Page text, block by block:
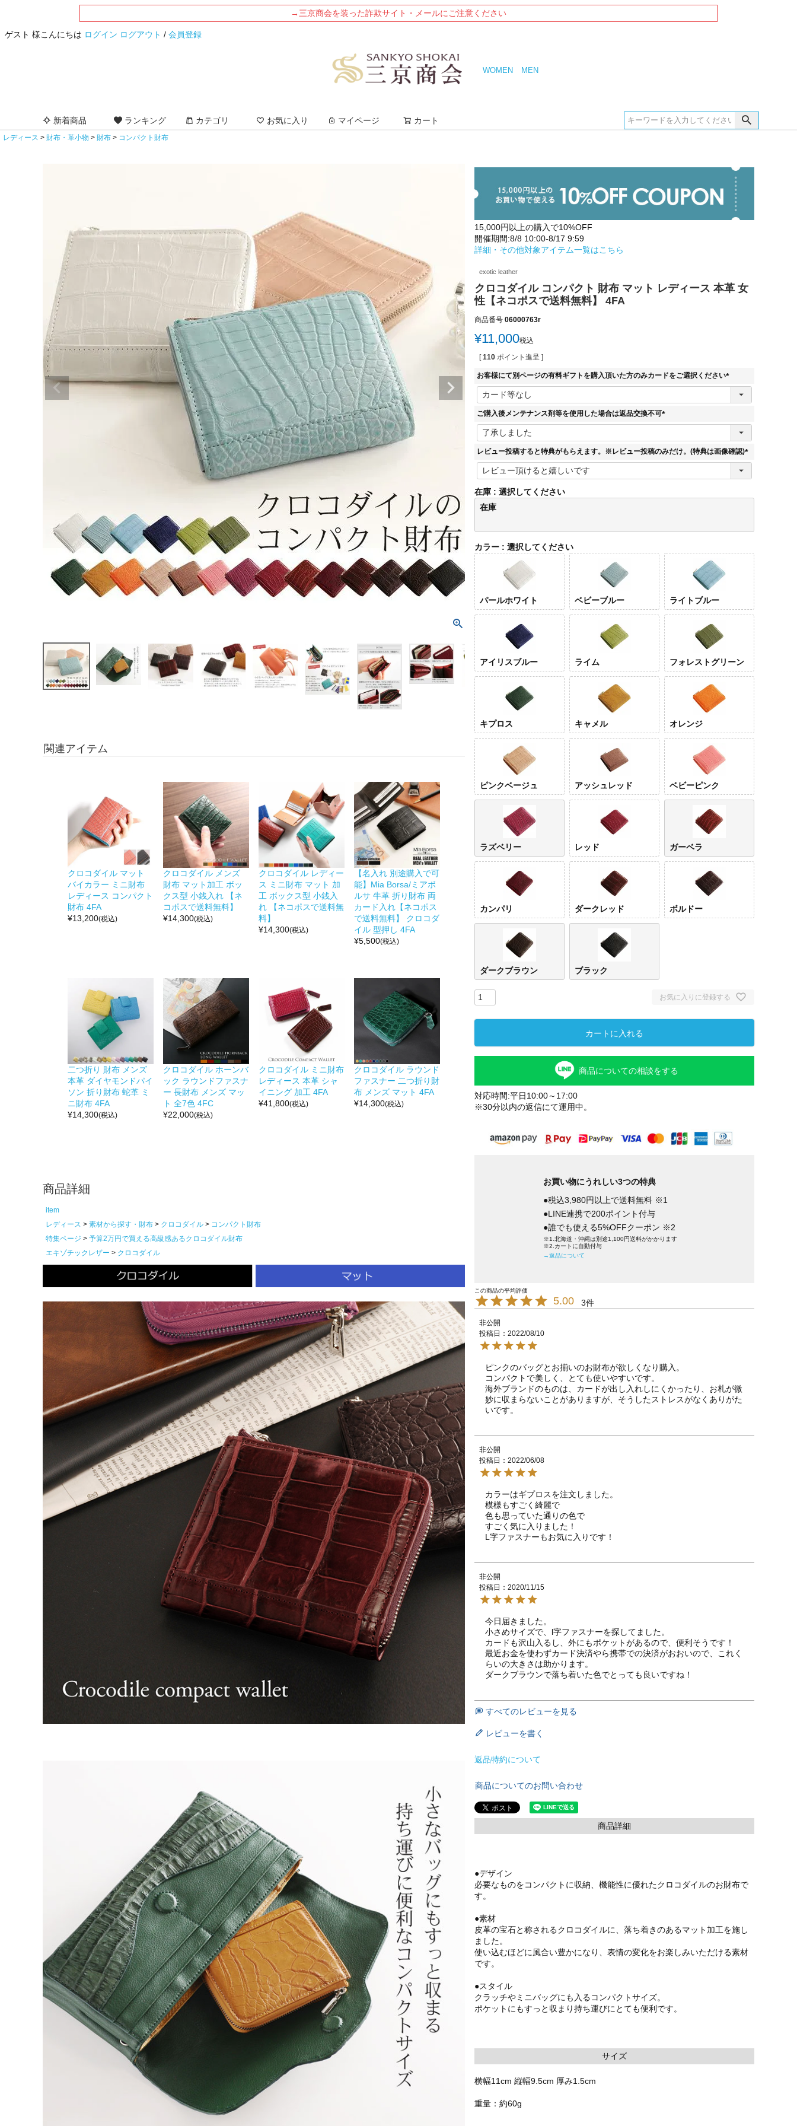
→三京商会を装った詐欺サイト・メールにご注意ください
ゲスト 様こんにちは ログイン ログアウト / 会員登録
WOMEN MEN
新着商品 ランキング カテゴリ お気に入り マイページ カート
レディース 財布・革小物 財布 コンパクト財布
パールホワ
ベビーブル
ー
関連アイテム
クロコダイル マット
バイカラー ミニ財布
レディース コンパクト
財布 4FA
¥13,200(税込)
クロコダイル メンズ
財布 マット加工 ボッ
クス型 小銭入れ 【ネ
コポスで送料無料】
¥14,300(税込)
クロコダイル レディー
ス ミニ財布 マット 加
工 ボックス型 小銭入
れ 【ネコポスで送料無
料】
¥14,300(税込)
【名入れ 別途購入で可
能】Mia Borsa/ミアボ
ルサ 牛革 折り財布 両
カード入れ【ネコポス
で送料無料】 クロコダ
イル 型押し 4FA
¥5,500(税込)
二つ折り 財布 メンズ
本革 ダイヤモンドパイ
ソン 折り財布 蛇革 ミ
ニ財布 4FA
¥14,300(税込)
クロコダイル ホーンバ
ック ラウンドファスナ
ー 長財布 メンズ マッ
ト 全7色 4FC
¥22,000(税込)
クロコダイル ミニ財布
レディース 本革 シャ
イニング 加工 4FA
¥41,800(税込)
クロコダイル ラウンド
ファスナー 二つ折り財
布 メンズ マット 4FA
¥14,300(税込)
商品詳細
item
レディース
素材から探す・財布 クロコダイル
コンパクト財布
特集ページ
予算2万円で買える高級感あるクロコダイル財布
エキゾチックレザー
クロコダイル
15,000円以上の購入で10%OFF
開催期間:8/8 10:00-8/17 9:59
詳細・その他対象アイテム一覧はこちら
exotic leather
クロコダイル コンパクト 財布 マット レディース 本革 女
性【ネコポスで送料無料】 4FA
商品番号 06000763r
¥11,000税込
[ 110 ポイント進呈 ]
お客様にて別ページの有料ギフトを購入頂いた方のみカードをご選択ください
(
ご購入後メンテナンス剤等を使用した場合は返品交換不可
(
須
レビュー投稿すると特典がもらえます。※レビュー投稿のみだけ。(特典は画像確認)
(
)
在庫
選択してください
在庫
カラー 選択してください
パールホワイト ベビーブルー ライトブルー
アイリスブルー ライム フォレストグリーン
キプロス キャメル オレンジ
ピンクベージュ アッシュレッド ベビーピンク
ラズベリー レッド ガーベラ
カンパリ ダークレッド ボルドー
ダークブラウン ブラック
お気に入りに登録する
カートに入れる
商品についての相談をする
対応時間:平日10:00～17:00
※30分以内の返信にて運用中。
お買い物にうれしい3つの特典
●税込3,980円以上で送料無料 ※1
●LINE連携で200ポイント付与
●誰でも使える5%OFFクーポン ※2
※1.北海道・沖縄は別途1,100円送料がかかります
※2.カートに自動付与
→返品について
5.00 3
非公開
投稿日
2022/08/10
ピンクのバッグとお揃いのお財布が欲しくなり購入。
コンパクトで美しく、とても使いやすいです。
海外ブランドのものは、カードが出し入れしにくかったり、お札が微
妙に収まらないことがありますが、そうしたストレスがなくありがた
いです。
非公開
投稿日
2022/06/08
カラーはギプロスを注文しました。
模様もすごく綺麗で
色も思っていた通りの色で
すごく気に入りました！
L字ファスナーもお気に入りです！
非公開
投稿日
2020/11/15
今日届きました。
小さめサイズで、l字ファスナーを探してました。
カードも沢山入るし、外にもポケットがあるので、便利そうです！
最近お金を使わずカード決済やら携帯での決済がおおいので、これく
らいの大きさは助かります。
ダークブラウンで落ち着いた色でとっても良いですね！
すべてのレビューを見る
レビューを書く
返品特約について
商品についてのお問い合わせ
商品詳細
●デザイン
必要なものをコンパクトに収納、機能性に優れたクロコダイルのお財布で
す。
●素材
皮革の宝石と称されるクロコダイルに、落ち着きのあるマット加工を施し
ました。
使い込むほどに風合い豊かになり、表情の変化をお楽しみいただける素材
です。
●スタイル
クラッチやミニバッグにも入るコンパクトサイズ。
ポケットにもすっと収まり持ち運びにとても便利です。
サイズ
横幅11cm 縦幅9.5cm 厚み1.5cm
重量：約60g